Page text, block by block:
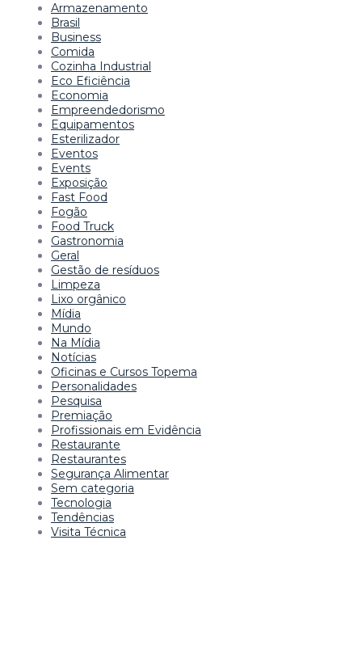
Armazenamento
Brasil
Business
Comida
Cozinha Industrial
Eco Eficiência
Economia
Empreendedorismo
Equipamentos
Esterilizador
Eventos
Events
Exposição
Fast Food
Fogão
Food Truck
Gastronomia
Geral
Gestão de resíduos
Limpeza
Lixo orgânico
Mídia
Mundo
Na Mídia
Notícias
Oficinas e Cursos Topema
Personalidades
Pesquisa
Premiação
Profissionais em Evidência
Restaurante
Restaurantes
Segurança Alimentar
Sem categoria
Tecnologia
Tendências
Visita Técnica